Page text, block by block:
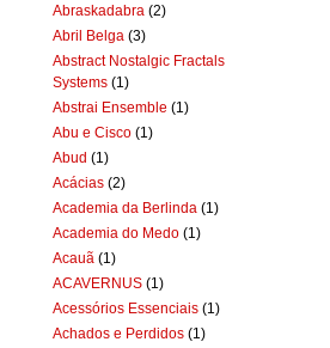
Abraskadabra (2)
Abril Belga (3)
Abstract Nostalgic Fractals
Systems (1)
Abstrai Ensemble (1)
Abu e Cisco (1)
Abud (1)
Acácias (2)
Academia da Berlinda (1)
Academia do Medo (1)
Acauã (1)
ACAVERNUS (1)
Acessórios Essenciais (1)
Achados e Perdidos (1)